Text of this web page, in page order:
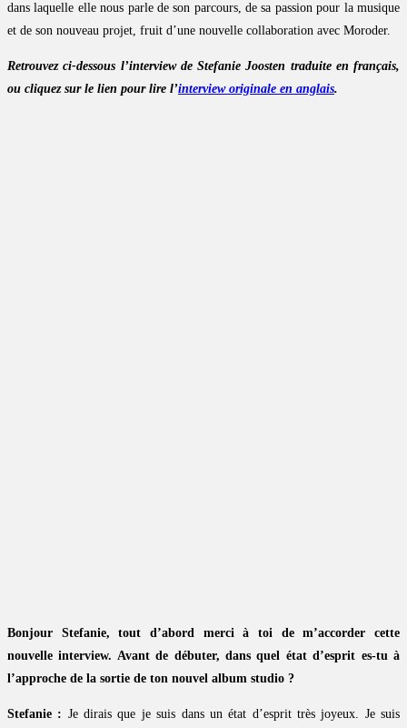
dans laquelle elle nous parle de son parcours, de sa passion pour la musique
et de son nouveau projet, fruit d’une nouvelle collaboration avec Moroder.
Retrouvez ci-dessous l’interview de Stefanie Joosten traduite en français,
ou cliquez sur le lien pour lire l’interview originale en anglais.
Bonjour Stefanie, tout d’abord merci à toi de m’accorder cette
nouvelle interview. Avant de débuter, dans quel état d’esprit es-tu à
l’approche de la sortie de ton nouvel album studio ?
Stefanie : Je dirais que je suis dans un état d’esprit très joyeux. Je suis